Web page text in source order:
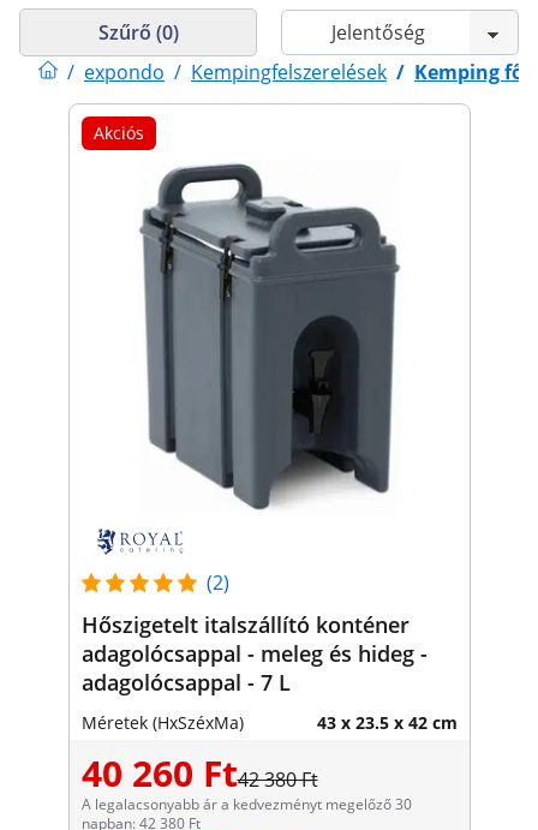
/ expondo / Kempingfelszerelések / Kemping
Szűrő (0)
Akciós
(2)
Hőszigetelt italszállító konténer
adagolócsappal - meleg és hideg -
adagolócsappal - 7 L
Méretek (HxSzéxMa) 43 x 23.5 x 42 cm
40 260 Ft42 380 Ft
A legalacsonyabb ár a kedvezményt megelőző 30
napban: 42 380 Ft